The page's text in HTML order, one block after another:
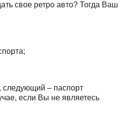
свое ретро авто? Тогда Ваш
следующий – паспорт
если Вы не являетесь